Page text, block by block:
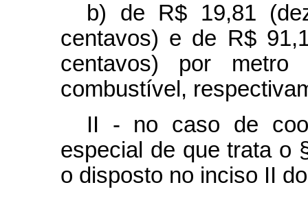
b) de R$ 19,81
centavos) e de R$
centavos) por metro
combustível,
II - no caso de
especial de que trata o
o disposto no inciso II